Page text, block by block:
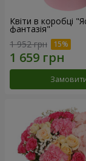
Квіти в коробці
фантазія"
1 952 грн